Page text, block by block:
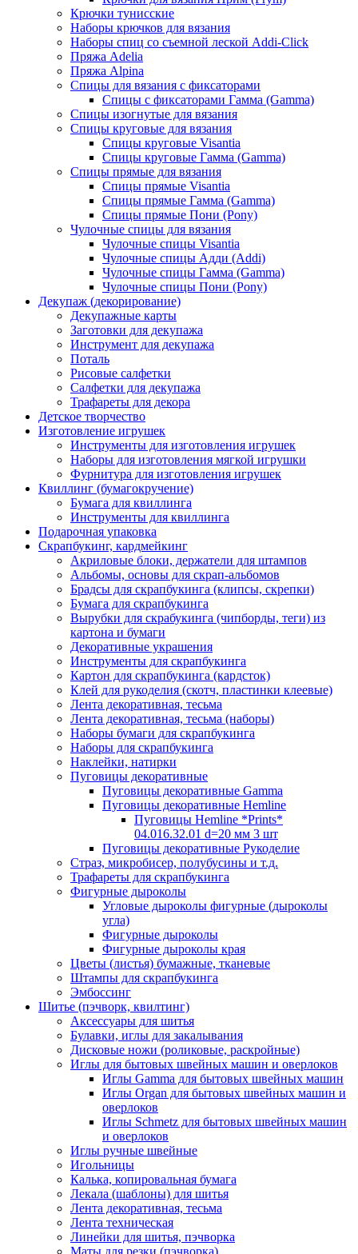
Крючки тунисские
Наборы крючков для вязания
Наборы спиц со съемной леской Addi-Click
Пряжа Adelia
Пряжа Alpina
Спицы для вязания с фиксаторами
Спицы с фиксаторами Гамма (Gamma)
Спицы изогнутые для вязания
Спицы круговые для вязания
Спицы круговые Visantia
Спицы круговые Гамма (Gamma)
Спицы прямые для вязания
Спицы прямые Visantia
Спицы прямые Гамма (Gamma)
Спицы прямые Пони (Pony)
Чулочные спицы для вязания
Чулочные спицы Visantia
Чулочные спицы Адди (Addi)
Чулочные спицы Гамма (Gamma)
Чулочные спицы Пони (Pony)
Декупаж (декорирование)
Декупажные карты
Заготовки для декупажа
Инструмент для декупажа
Поталь
Рисовые салфетки
Салфетки для декупажа
Трафареты для декора
Детское творчество
Изготовление игрушек
Инструменты для изготовления игрушек
Наборы для изготовления мягкой игрушки
Фурнитура для изготовления игрушек
Квиллинг (бумагокручение)
Бумага для квиллинга
Инструменты для квиллинга
Подарочная упаковка
Скрапбукинг, кардмейкинг
Акриловые блоки, держатели для штампов
Альбомы, основы для скрап-альбомов
Брадсы для скрапбукинга (клипсы, скрепки)
Бумага для скрапбукинга
Вырубки для скрабукинга (чипборды, теги) из
картона и бумаги
Декоративные украшения
Инструменты для скрапбукинга
Картон для скрапбукинга (кардсток)
Клей для рукоделия (скотч, пластинки клеевые)
Лента декоративная, тесьма
Лента декоративная, тесьма (наборы)
Наборы бумаги для скрапбукинга
Наборы для скрапбукинга
Наклейки, натирки
Пуговицы декоративные
Пуговицы декоративные Gamma
Пуговицы декоративные Hemline
Пуговицы Hemline *Prints*
04.016.32.01 d=20 мм 3 шт
Пуговицы декоративные Рукоделие
Страз, микробисер, полубусины и т.д.
Трафареты для скрапбукинга
Фигурные дыроколы
Угловые дыроколы фигурные (дыроколы
угла)
Фигурные дыроколы
Фигурные дыроколы края
Цветы (листья) бумажные, тканевые
Штампы для скрапбукинга
Эмбоссинг
Шитье (пэчворк, квилтинг)
Аксессуары для шитья
Булавки, иглы для закалывания
Дисковые ножи (роликовые, раскройные)
Иглы для бытовых швейных машин и оверлоков
Иглы Gamma для бытовых швейных машин
Иглы Organ для бытовых швейных машин и
оверлоков
Иглы Schmetz для бытовых швейных машин
и оверлоков
Иглы ручные швейные
Игольницы
Калька, копировальная бумага
Лекала (шаблоны) для шитья
Лента декоративная, тесьма
Лента техническая
Линейки для шитья, пэчворка
Маты для резки (пэчворка)